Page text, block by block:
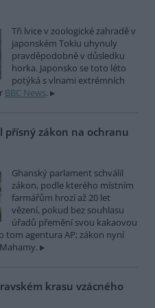
Tři lvice v zoologické zahradě v
japonském Tokiu uhynuly
pravděpodobně v důsledku
horka. Japonsko se toto léto
potýká s vlnami extrémních
BBC News.
přísný zákon na ochranu
Ghanský parlament schválil
zákon, podle kterého místním
farmářům hrozí až 20 let
vězení, pokud bez souhlasu
úřadů přemění svou kakaovou
tom agentura AP; zákon nyní
krasu vzácného